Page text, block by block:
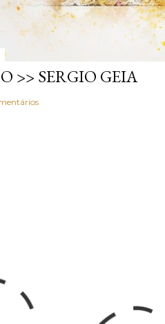
>> SERGIO GEIA